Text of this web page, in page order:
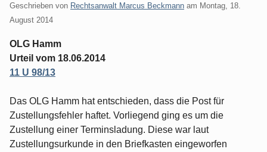
Geschrieben von Rechtsanwalt Marcus Beckmann am Montag, 18.
August 2014
OLG Hamm
Urteil vom 18.06.2014
11 U 98/13
Das OLG Hamm hat entschieden, dass die Post für
Zustellungsfehler haftet. Vorliegend ging es um die
Zustellung einer Terminsladung. Diese war laut
Zustellungsurkunde in den Briefkasten eingeworfen